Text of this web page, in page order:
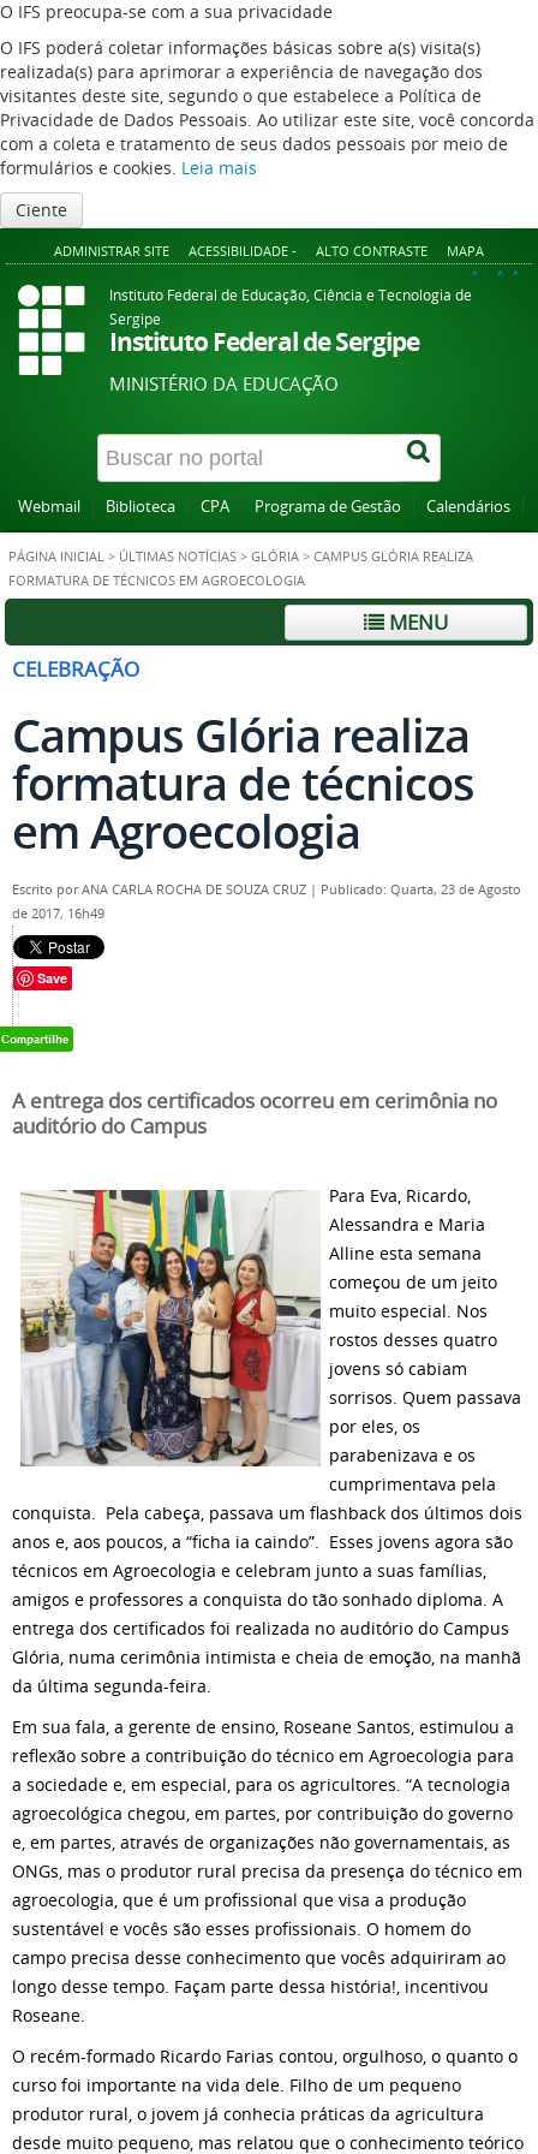
O IFS preocupa-se com a sua privacidade
O IFS poderá coletar informações básicas sobre a(s) visita(s)
realizada(s) para aprimorar a experiência de navegação dos
visitantes deste site, segundo o que estabelece a Política de
Privacidade de Dados Pessoais. Ao utilizar este site, você concorda
com a coleta e tratamento de seus dados pessoais por meio de
formulários e cookies. Leia mais
Ciente
ADMINISTRAR SITE ACESSIBILIDADE - ALTO CONTRASTE MAPA
A+ A A-
Instituto Federal de Educação, Ciência e Tecnologia de
Sergipe
Instituto Federal de Sergipe
MINISTÉRIO DA EDUCAÇÃO
Webmail Biblioteca CPA Programa de Gestão Calendários
PÁGINA INICIAL > ÚLTIMAS NOTÍCIAS > GLÓRIA > CAMPUS GLÓRIA REALIZA
FORMATURA DE TÉCNICOS EM AGROECOLOGIA
MENU
CELEBRAÇÃO
Campus Glória realiza
formatura de técnicos
em Agroecologia
Escrito porANA CARLA ROCHA DE SOUZA CRUZ | Publicado: Quarta, 23 de Agosto
de 2017, 16h49
Save
A entrega dos certificados ocorreu em cerimônia no
auditório do Campus
Para Eva, Ricardo,
Alessandra e Maria
Alline esta semana
começou de um jeito
muito especial. Nos
rostos desses quatro
jovens só cabiam
sorrisos. Quem passava
por eles, os
parabenizava e os
cumprimentava pela
conquista. Pela cabeça, passava um flashback dos últimos dois
anos e, aos poucos, a “ficha ia caindo”. Esses jovens agora são
técnicos em Agroecologia e celebram junto a suas famílias,
amigos e professores a conquista do tão sonhado diploma. A
entrega dos certificados foi realizada no auditório do Campus
Glória, numa cerimônia intimista e cheia de emoção, na manhã
da última segunda-feira.
Em sua fala, a gerente de ensino, Roseane Santos, estimulou a
reflexão sobre a contribuição do técnico em Agroecologia para
a sociedade e, em especial, para os agricultores. “A tecnologia
agroecológica chegou, em partes, por contribuição do governo
e, em partes, através de organizações não governamentais, as
ONGs, mas o produtor rural precisa da presença do técnico em
agroecologia, que é um profissional que visa a produção
sustentável e vocês são esses profissionais. O homem do
campo precisa desse conhecimento que vocês adquiriram ao
longo desse tempo. Façam parte dessa história!, incentivou
Roseane.
O recém-formado Ricardo Farias contou, orgulhoso, o quanto o
curso foi importante na vida dele. Filho de um pequeno
produtor rural, o jovem já conhecia práticas da agricultura
desde muito pequeno, mas relatou que o conhecimento teórico